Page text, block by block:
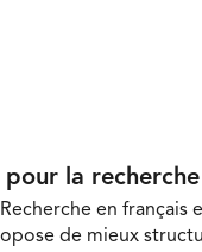
la
en français
de mieux